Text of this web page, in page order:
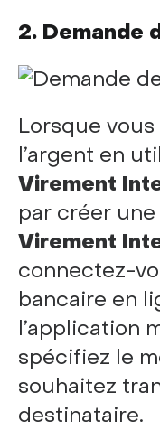
2. Demande
Lorsque
l’argent en
Virement
par créer
Virement
connectez-
bancaire en
l’application
spécifiez le
souhaitez
destinataire.